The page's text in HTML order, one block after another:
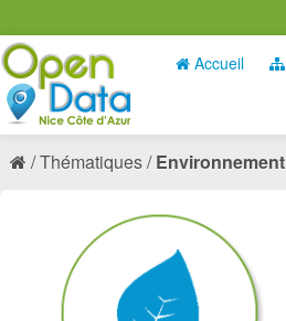
Accueil
Thématiques Environnement